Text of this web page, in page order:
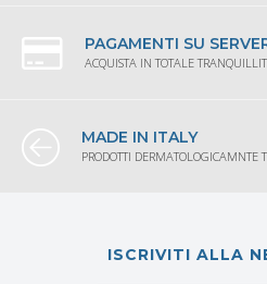
PAGAMENTI SU
ACQUISTA IN TOTALE
MADE IN ITALY
PRODOTTI DERMATOLOGICAMNTE
ISCRIVITI ALLA